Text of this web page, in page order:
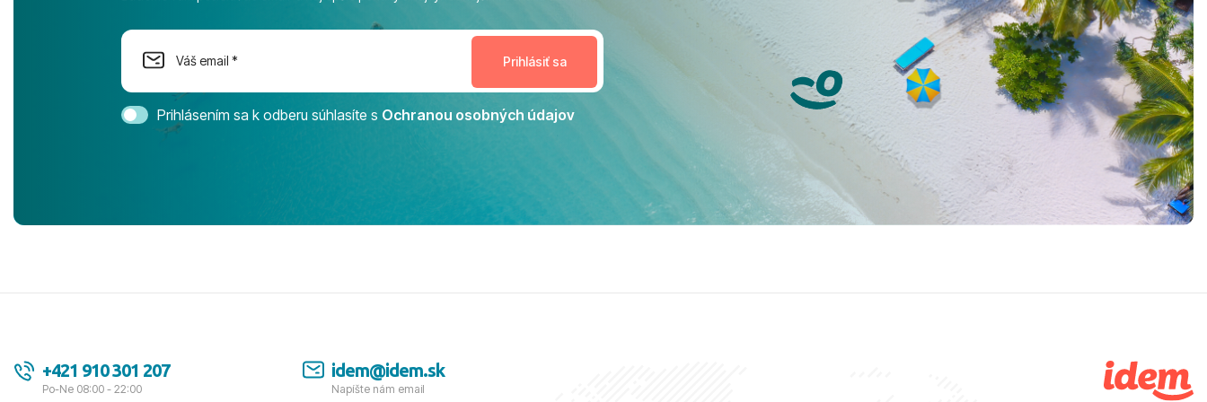
na moment nenudil, no zároveň bol
dostatok priestoru na dokonalý relax. ​
Magic Life Jacaranda môžeme s čistým
svedomím odporučiť každému, kto hľadá
bezstarostnú dovolenku na vysokej
úrovni. Všetko bolo zabezpečené na
tešíme, kam s nami vyrazíte nabudúce!
Ďakujeme za skvelé spomienky. ​S
pozdravom a prianím mnohých ďalších
Prihlásením sa k odberu súhlasíte s Ochranou osobných údajov
+421 910 301 207
Po-Ne 08:00 - 22:00
idem@idem.sk
Napíšte nám email